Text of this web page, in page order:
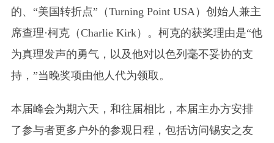
的、“美国转折点”（Turning Point USA）创始人兼主
席查理·柯克（Charlie Kirk）。柯克的获奖理由是“他
为真理发声的勇气，以及他对以色列毫不妥协的支
持，”当晚奖项由他人代为领取。
本届峰会为期六天，和往届相比，本届主办方安排
了参与者更多户外的参观日程，包括访问锡安之友